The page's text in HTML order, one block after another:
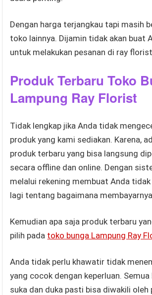
Dengan harga terjangkau tapi masih
toko lainnya. Dijamin tidak akan buat
untuk melakukan pesanan di ray
Produk Terbaru Toko
Lampung Ray Florist
Tidak lengkap jika Anda tidak
produk yang kami sediakan. Karena,
produk terbaru yang bisa langsung
secara offline dan online. Dengan
melalui rekening membuat Anda
lagi tentang bagaimana
Kemudian apa saja produk terbaru
pilih pada toko bunga Lampung Ray
Anda tidak perlu khawatir tidak
yang cocok dengan keperluan. Semua
suka dan duka pasti bisa diwakili oleh